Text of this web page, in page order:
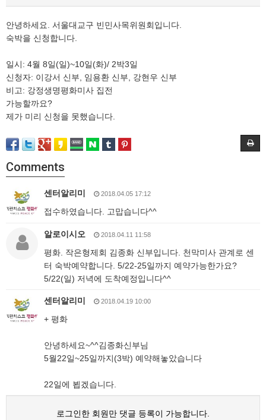
안녕하세요. 서울대교구 빈민사목위원회입니다.
숙박을 신청합니다.
일시: 4월 8일(일)~10일(화)/ 2박3일
신청자: 이강서 신부, 임용환 신부, 강현우 신부
비고: 강정생명평화미사 집전
가능할까요?
제가 미리 신청을 못했습니다.
Comments
센터알리미 2018.04.05 17:12
접수하였습니다. 고맙습니다^^
알로이시오 2018.04.11 11:58
평화. 작은형제회 김종화 신부입니다. 천막미사 관계로 센
터 숙박예약합니다. 5/22-25일까지 예약가능한가요?
5/22(일) 저녁에 도착예정입니다^^
센터알리미 2018.04.19 10:00
+ 평화
안녕하세요~^^김종화신부님
5월22일~25일까지(3박) 예약해놓았습니다
22일에 뵙겠습니다.
로그인한 회원만 댓글 등록이 가능합니다.